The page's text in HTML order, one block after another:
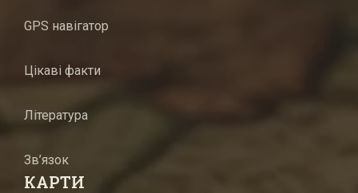
GPS навігатор
Цікаві факти
Література
Зв’язок
КАРТИ